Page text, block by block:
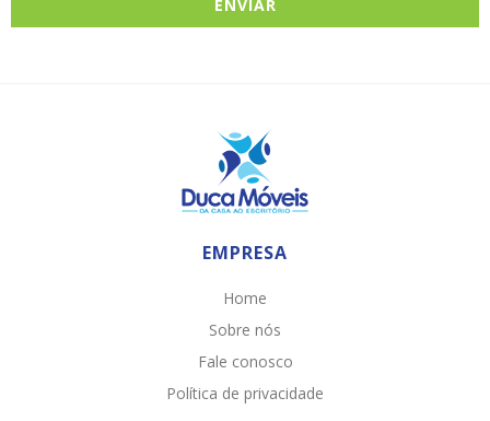
EMPRESA
Home
Sobre nós
Fale conosco
Política de privacidade